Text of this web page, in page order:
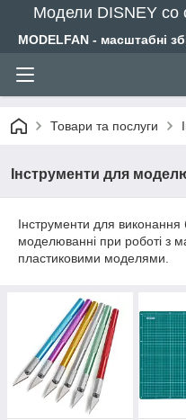
Модели DISNEY со
MODELFAN - масштабні
Товари та послуги
Інструменти для
Інструменти для
моделюванні при роботі з
пластиковими моделями.